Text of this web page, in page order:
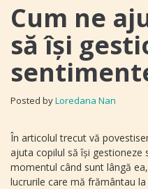
Cum ne
să își
Posted byLoredana Nan
În articolul trecut vă
ajuta copilul să îşi
momentul când sunt lângă
lucrurile care mă frământau